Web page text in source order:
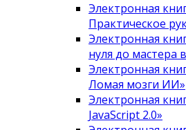
Электронная
Практическое
Электронная
нуля до мастера
Электронная
Ломая мозги ИИ»
Электронная
JavaScript 2.0»